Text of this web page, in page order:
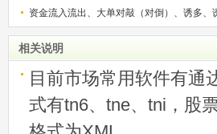
资金流入流出、大单对敲（对倒）、诱多、
相关说明
目前市场常用软件有通
式有tn6、tne、tni，股